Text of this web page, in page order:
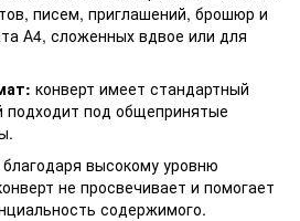
писем, приглашений, брошюр и
А4, сложенных вдвое или для
конверт имеет стандартный
под общепринятые
благодаря высокому уровню
не просвечивает и помогает
содержимого.